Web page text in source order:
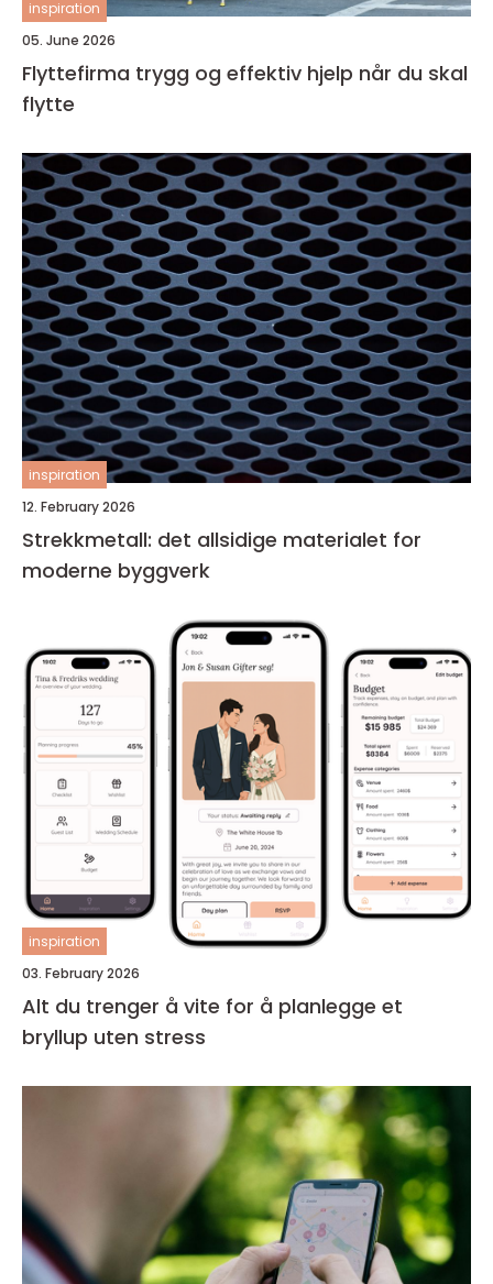
inspiration
05. June 2026
Flyttefirma trygg og effektiv hjelp når du skal
flytte
inspiration
12. February 2026
Strekkmetall: det allsidige materialet for
moderne byggverk
inspiration
03. February 2026
Alt du trenger å vite for å planlegge et
bryllup uten stress